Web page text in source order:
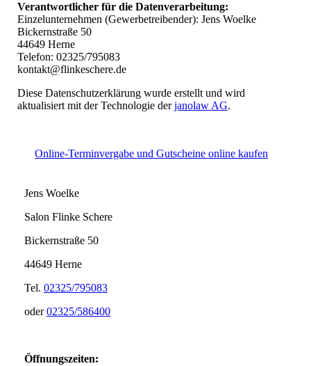
Verantwortlicher für die Datenverarbeitung:
Einzelunternehmen (Gewerbetreibender): Jens Woelke
Bickernstraße 50
44649 Herne
Telefon: 02325/795083
kontakt@flinkeschere.de
Diese Datenschutzerklärung wurde erstellt und wird
aktualisiert mit der Technologie derjanolaw AG.
Online-Terminvergabe und Gutscheine online kaufen
Jens Woelke
Salon Flinke Schere
Bickernstraße 50
44649 Herne
Tel. 02325/795083
oder02325/586400
Öffnungszeiten: